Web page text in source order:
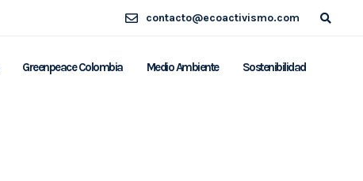
contacto@ecoactivismo.com
Greenpeace Colombia Medio Ambiente Sostenibilidad